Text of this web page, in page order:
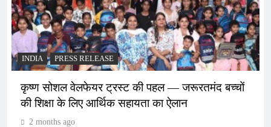
INDIA PRESS RELEASE
कृष्ण सोशल वेलफेयर ट्रस्ट की पहल — जरूरतमंद बच्चों
की शिक्षा के लिए आर्थिक सहायता का ऐलान
2 months ago